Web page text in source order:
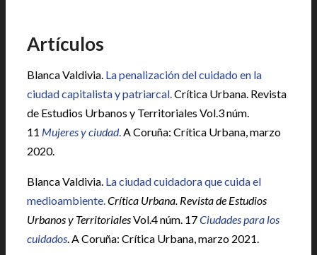
Artículos
Blanca Valdivia. La penalización del cuidado en la
ciudad capitalista y patriarcal.Crítica Urbana. Revista
de Estudios Urbanos y Territoriales Vol.3 núm.
11 Mujeres y ciudad.A Coruña: Crítica Urbana, marzo
2020.
Blanca Valdivia. La ciudad cuidadora que cuida el
medioambiente.Crítica Urbana. Revista de Estudios
Urbanos y TerritorialesVol.4 núm. 17Ciudades para los
cuidados. A Coruña: Crítica Urbana, marzo 2021.